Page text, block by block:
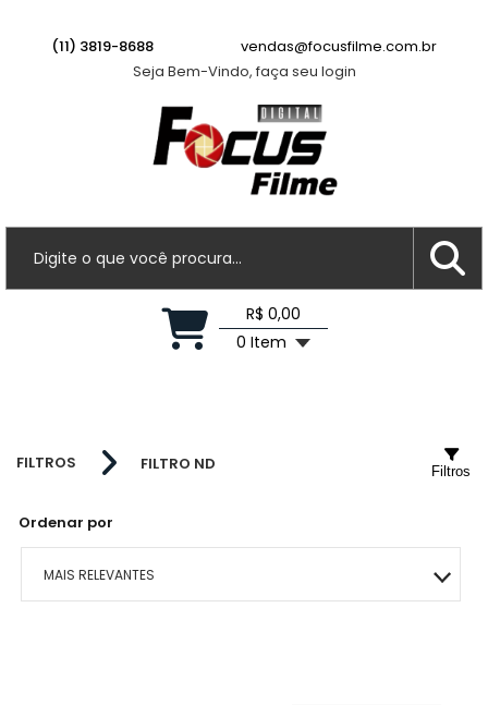
(11) 3819-8688
vendas@focusfilme.com.br
Seja Bem-Vindo, faça seu login
R$ 0,00
0 Item
FILTROS FILTRO ND
Ordenar por
MAIS RELEVANTES
Filtros